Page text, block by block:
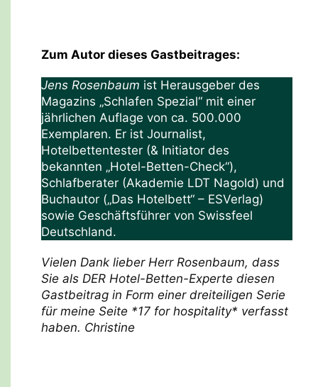
Zum Autor dieses Gastbeitrages:
Jens Rosenbaum ist Herausgeber des
Magazins „Schlafen Spezial“ mit einer
jährlichen Auflage von ca. 500.000
Exemplaren. Er ist Journalist,
Hotelbettentester (& Initiator des
bekannten „Hotel-Betten-Check“),
Schlafberater (Akademie LDT Nagold) und
Buchautor („Das Hotelbett“ – ESVerlag)
sowie Geschäftsführer von Swissfeel
Deutschland.
Vielen Dank lieber Herr Rosenbaum, dass
Sie als DER Hotel-Betten-Experte diesen
Gastbeitrag in Form einer dreiteiligen Serie
für meine Seite *17 for hospitality* verfasst
haben. Christine